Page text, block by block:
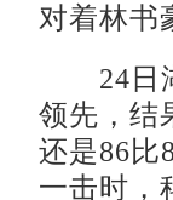
对着林书
24日湖
领先，结
还是86比
一击时，